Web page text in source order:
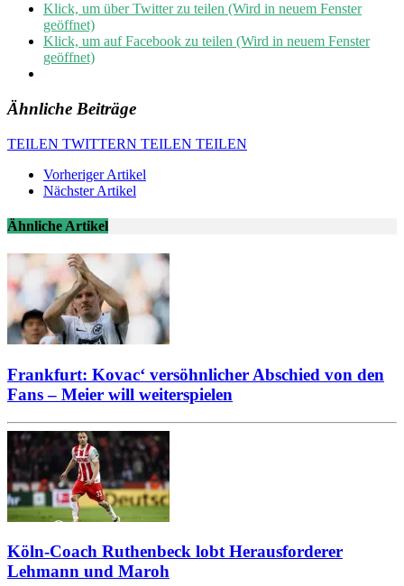
Klick, um über Twitter zu teilen (Wird in neuem Fenster
geöffnet)
Klick, um auf Facebook zu teilen (Wird in neuem Fenster
geöffnet)
Ähnliche Beiträge
TEILEN TWITTERN TEILEN TEILEN
Vorheriger Artikel
Nächster Artikel
Ähnliche Artikel
Frankfurt: Kovac‘ versöhnlicher Abschied von den
Fans – Meier will weiterspielen
Köln-Coach Ruthenbeck lobt Herausforderer
Lehmann und Maroh